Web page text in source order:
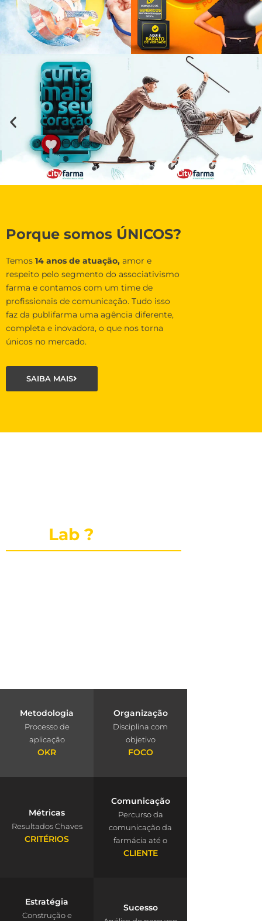
Porque somos ÚNICOS?
Temos 14 anos de atuação, amor e
respeito pelo segmento do associativismo
farma e contamos com um time de
profissionais de comunicação. Tudo isso
faz da publifarma uma agência diferente,
completa e inovadora, o que nos torna
únicos no mercado.
SAIBA MAIS
Lab ?
Metodologia
Processo de
aplicação
OKR
Organização
Disciplina com
objetivo
FOCO
Métricas
Resultados Chaves
CRITÉRIOS
Comunicação
Percurso da
comunicação da
farmácia até o
CLIENTE
Estratégia
Construção e
Sucesso